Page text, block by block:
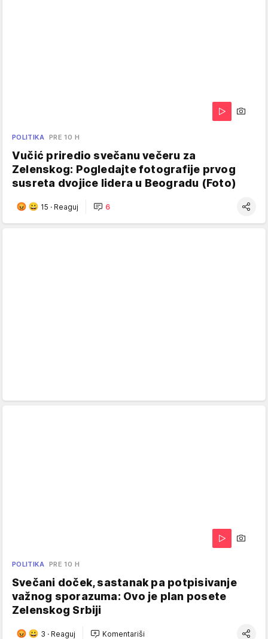
POLITIKA PRE 10 H
Vučić priredio svečanu večeru za
Zelenskog: Pogledajte fotografije prvog
susreta dvojice lidera u Beogradu (Foto)
15 · Reaguj 6
POLITIKA PRE 10 H
Svečani doček, sastanak pa potpisivanje
važnog sporazuma: Ovo je plan posete
Zelenskog Srbiji
3 · Reaguj Komentariši